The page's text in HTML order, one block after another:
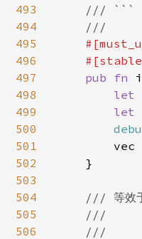
493
494
495
496
497
498
499
500
501
502
503
504
505
506
    /// ```
    ///
pub fn
let
let
        vec
    }
/// 等效
    ///
    ///